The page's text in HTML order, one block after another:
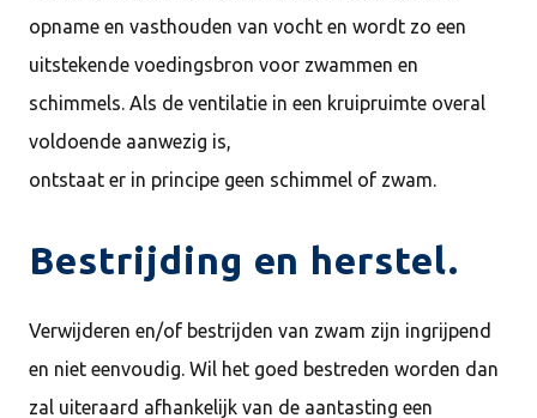
opname en vasthouden van vocht en wordt zo een
uitstekende voedingsbron voor zwammen en
schimmels. Als de ventilatie in een kruipruimte overal
voldoende aanwezig is,
ontstaat er in principe geen schimmel of zwam.
Bestrijding en herstel.
Verwijderen en/of bestrijden van zwam zijn ingrijpend
en niet eenvoudig. Wil het goed bestreden worden dan
zal uiteraard afhankelijk van de aantasting een